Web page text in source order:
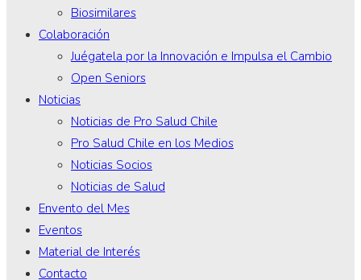
Biosimilares
Colaboración
Juégatela por la Innovación e Impulsa el Cambio
Open Seniors
Noticias
Noticias de Pro Salud Chile
Pro Salud Chile en los Medios
Noticias Socios
Noticias de Salud
Envento del Mes
Eventos
Material de Interés
Contacto